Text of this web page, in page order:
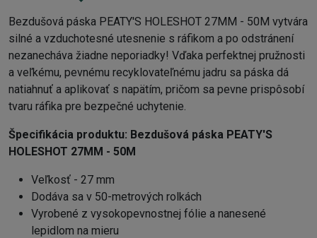
Bezdušová páska PEATY'S HOLESHOT 27MM - 50M vytvára
silné a vzduchotesné utesnenie s ráfikom a po odstránení
nezanecháva žiadne neporiadky! Vďaka perfektnej pružnosti
a veľkému, pevnému recyklovateľnému jadru sa páska dá
natiahnuť a aplikovať s napätím, pričom sa pevne prispôsobí
tvaru ráfika pre bezpečné uchytenie.
Špecifikácia produktu: Bezdušová páska PEATY'S
HOLESHOT 27MM - 50M
Veľkosť - 27 mm
Dodáva sa v 50-metrových rolkách
Vyrobené z vysokopevnostnej fólie a nanesené
lepidlom na mieru